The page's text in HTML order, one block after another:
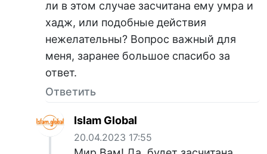
ли в этом случае засчитана ему умра и
хадж, или подобные действия
нежелательны? Вопрос важный для
меня, заранее большое спасибо за
ответ.
Ответить
Islam Global
20.04.2023 17:55